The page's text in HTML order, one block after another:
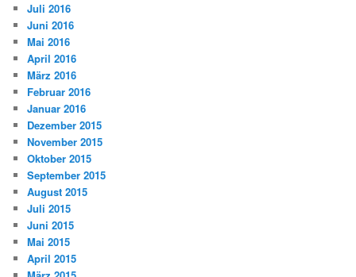
Juli 2016
Juni 2016
Mai 2016
April 2016
März 2016
Februar 2016
Januar 2016
Dezember 2015
November 2015
Oktober 2015
September 2015
August 2015
Juli 2015
Juni 2015
Mai 2015
April 2015